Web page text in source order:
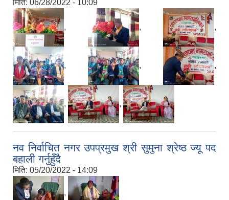
मिति: 06/28/2022 - 10:09
, , ,
, , ,
, ,
नव निर्वाचित नगर उपप्रमुख श्री सुमुना श्रेष्ठ ज्यू पद
बहाली गर्नुहुँदै
मिति: 05/20/2022 - 14:09
,